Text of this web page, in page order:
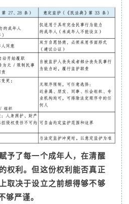
予了每一个成年人，在清醒
权利。但这份权利能否真正
取决于设立之前想得够不够
够严谨。